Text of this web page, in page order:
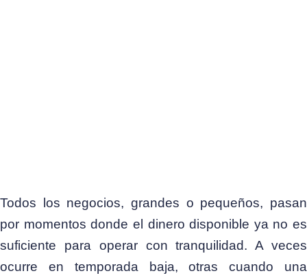
Todos los negocios, grandes o pequeños, pasan
por momentos donde el dinero disponible ya no es
suficiente para operar con tranquilidad. A veces
ocurre en temporada baja, otras cuando una